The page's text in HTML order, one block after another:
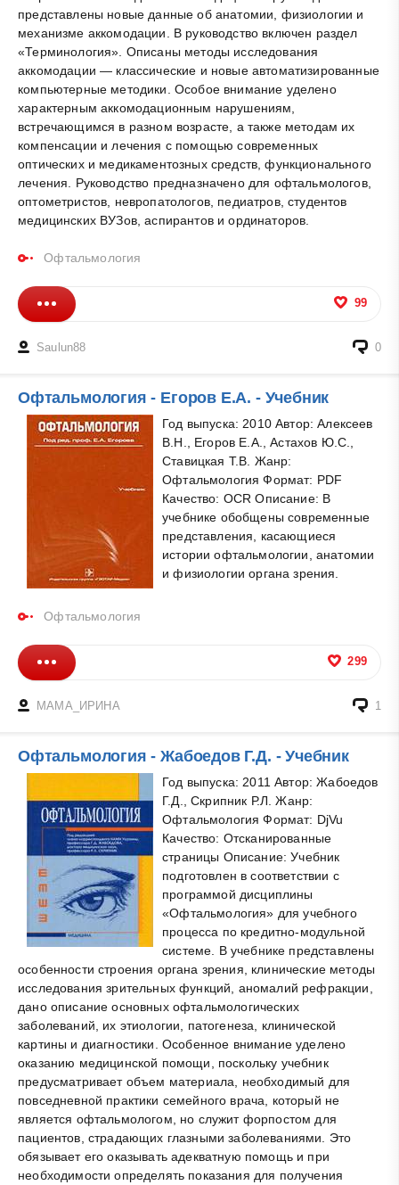
представлены новые данные об анатомии, физиологии и
механизме аккомодации. В руководство включен раздел
«Терминология». Описаны методы исследования
аккомодации — классические и новые автоматизированные
компьютерные методики. Особое внимание уделено
характерным аккомодационным нарушениям,
встречающимся в разном возрасте, а также методам их
компенсации и лечения с помощью современных
оптических и медикаментозных средств, функционального
лечения. Руководство предназначено для офтальмологов,
оптометристов, невропатологов, педиатров, студентов
медицинских ВУЗов, аспирантов и ординаторов.
Офтальмология
99
Saulun88 0
Офтальмология - Егоров Е.А. - Учебник
Год выпуска: 2010 Автор: Алексеев
В.Н., Егоров Е.А., Астахов Ю.С.,
Ставицкая Т.В. Жанр:
Офтальмология Формат: PDF
Качество: OCR Описание: В
учебнике обобщены современные
представления, касающиеся
истории офтальмологии, анатомии
и физиологии органа зрения.
Офтальмология
299
МАМА_ИРИНА 1
Офтальмология - Жабоедов Г.Д. - Учебник
Год выпуска: 2011 Автор: Жабоедов
Г.Д., Скрипник Р.Л. Жанр:
Офтальмология Формат: DjVu
Качество: Отсканированные
страницы Описание: Учебник
подготовлен в соответствии с
программой дисциплины
«Офтальмология» для учебного
процесса по кредитно-модульной
системе. В учебнике представлены
особенности строения органа зрения, клинические методы
исследования зрительных функций, аномалий рефракции,
дано описание основных офтальмологических
заболеваний, их этиологии, патогенеза, клинической
картины и диагностики. Особенное внимание уделено
оказанию медицинской помощи, поскольку учебник
предусматривает объем материала, необходимый для
повседневной практики семейного врача, который не
является офтальмологом, но служит форпостом для
пациентов, страдающих глазными заболеваниями. Это
обязывает его оказывать адекватную помощь и при
необходимости определять показания для получения